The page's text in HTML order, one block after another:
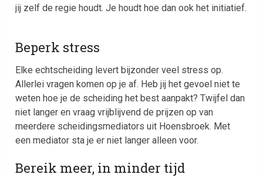
jij zelf de regie houdt. Je houdt hoe dan ook het initiatief.
Beperk stress
Elke echtscheiding levert bijzonder veel stress op.
Allerlei vragen komen op je af. Heb jij het gevoel niet te
weten hoe je de scheiding het best aanpakt? Twijfel dan
niet langer en vraag vrijblijvend de prijzen op van
meerdere scheidingsmediators uit Hoensbroek. Met
een mediator sta je er niet langer alleen voor.
Bereik meer, in minder tijd